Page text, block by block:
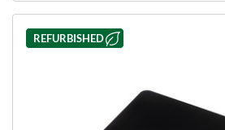
REFURBISHED